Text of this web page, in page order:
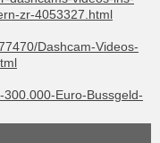
zr-4053327.html
Dashcam-Videos-
Euro-Bussgeld-